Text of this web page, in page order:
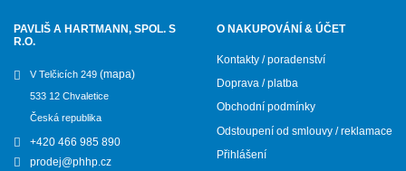
PAVLIŠ A HARTMANN, SPOL. S
R.O.
V Telčicích 249 (mapa)
533 12 Chvaletice
Česká republika
+420 466 985 890
prodej@phhp.cz
O NAKUPOVÁNÍ & ÚČET
Kontakty / poradenství
Doprava / platba
Obchodní podmínky
Odstoupení od smlouvy / reklamace
Přihlášení